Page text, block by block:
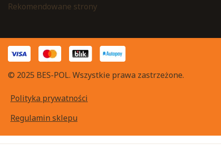
Rekomendowane strony
© 2025 BES-POL. Wszystkie prawa zastrzeżone.
Polityka prywatności
Regulamin sklepu